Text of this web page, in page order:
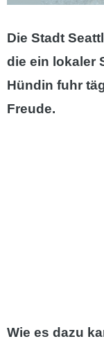
Die Stadt
die ein lokaler
Hündin fuhr
Freude.
Wie es dazu